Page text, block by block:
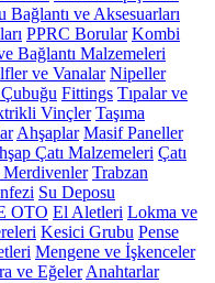
Bağlantı ve Aksesuarları
PPRC Borular Kombi
Bağlantı Malzemeleri
ve Vanalar Nipeller
Fittings Tıpalar ve
Vinçler Taşıma
Ahşaplar Masif Paneller
Çatı Malzemeleri Çatı
Merdivenler Trabzan
Su Deposu
OTO El Aletleri Lokma ve
Kesici Grubu Pense
Mengene ve İşkenceler
ve Eğeler Anahtarlar